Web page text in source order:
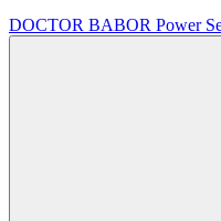
DOCTOR BABOR Power